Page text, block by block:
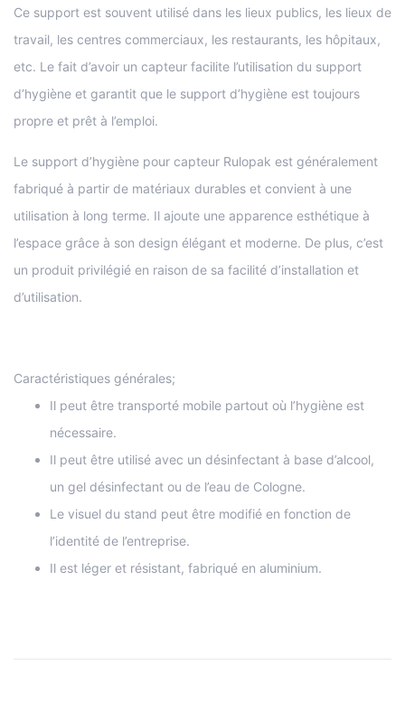
Ce support est souvent utilisé dans les lieux publics, les lieux de
travail, les centres commerciaux, les restaurants, les hôpitaux,
etc. Le fait d’avoir un capteur facilite l’utilisation du support
d’hygiène et garantit que le support d’hygiène est toujours
propre et prêt à l’emploi.
Le support d’hygiène pour capteur Rulopak est généralement
fabriqué à partir de matériaux durables et convient à une
utilisation à long terme. Il ajoute une apparence esthétique à
l’espace grâce à son design élégant et moderne. De plus, c’est
un produit privilégié en raison de sa facilité d’installation et
d’utilisation.
Caractéristiques générales;
Il peut être transporté mobile partout où l’hygiène est
nécessaire.
Il peut être utilisé avec un désinfectant à base d’alcool,
un gel désinfectant ou de l’eau de Cologne.
Le visuel du stand peut être modifié en fonction de
l’identité de l’entreprise.
Il est léger et résistant, fabriqué en aluminium.